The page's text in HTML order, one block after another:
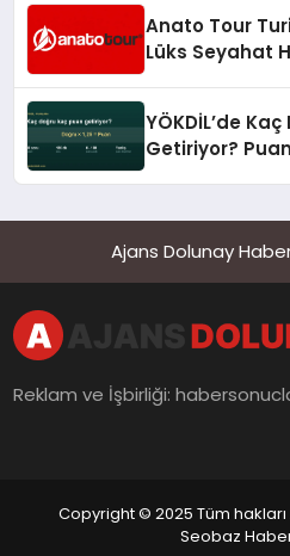
Anato Tour
Lüks Seyahat
YÖKDİL’de
Getiriyor?
Ajans Dolunay
Reklam ve İşbirliği:
Copyright © 2025 Tüm hakları
Seobaz